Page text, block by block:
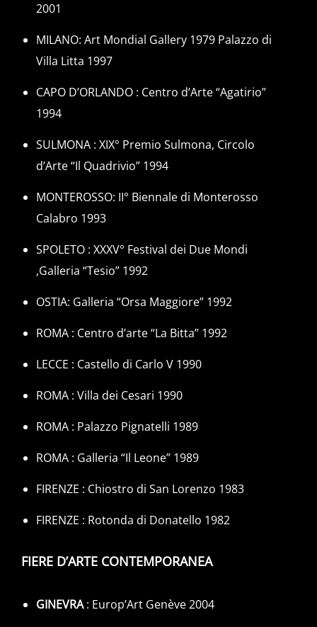
2001
MILANO: Art Mondial Gallery 1979 Palazzo di
Villa Litta 1997
CAPO D’ORLANDO : Centro d’Arte “Agatirio”
1994
SULMONA : XIX° Premio Sulmona, Circolo
d’Arte “Il Quadrivio” 1994
MONTEROSSO: II° Biennale di Monterosso
Calabro 1993
SPOLETO : XXXV° Festival dei Due Mondi
,Galleria “Tesio” 1992
OSTIA: Galleria “Orsa Maggiore” 1992
ROMA : Centro d’arte “La Bitta” 1992
LECCE : Castello di Carlo V 1990
ROMA : Villa dei Cesari 1990
ROMA : Palazzo Pignatelli 1989
ROMA : Galleria “Il Leone” 1989
FIRENZE : Chiostro di San Lorenzo 1983
FIRENZE : Rotonda di Donatello 1982
FIERE D’ARTE CONTEMPORANEA
GINEVRA: Europ’Art Genève 2004